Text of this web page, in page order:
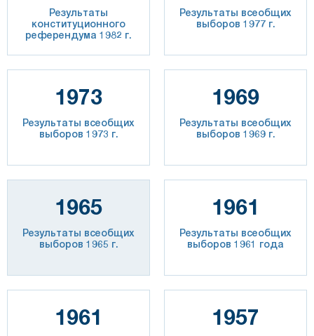
Результаты
конституционного
референдума 1982 г.
Результаты всеобщих
выборов 1977 г.
1973
Результаты всеобщих
выборов 1973 г.
1969
Результаты всеобщих
выборов 1969 г.
1965
Результаты всеобщих
выборов 1965 г.
1961
Результаты всеобщих
выборов 1961 года
1961 1957